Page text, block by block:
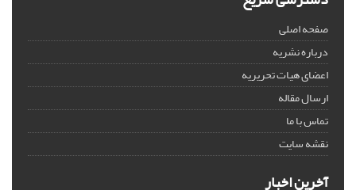
صفحه اصلی
درباره نشریه
اعضای هیات تحریریه
ارسال مقاله
تماس با ما
نقشه سایت
آخرین اخبار